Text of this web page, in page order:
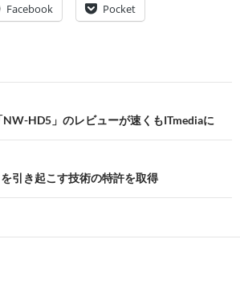
Facebook Pocket
HD5」のレビューが速くもITmediaに
引き起こす技術の特許を取得